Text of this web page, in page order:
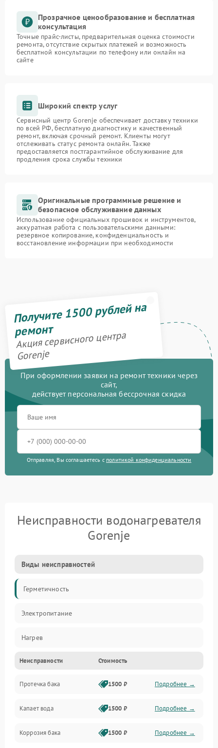
Прозрачное ценообразование и бесплатная
консультация
Точные прайс-листы, предварительная оценка стоимости
ремонта, отсутствие скрытых платежей и возможность
бесплатной консультации по телефону или онлайн на
сайте
Широкий спектр услуг
Сервисный центр Gorenje обеспечивает доставку техники
по всей РФ, бесплатную диагностику и качественный
ремонт, включая срочный ремонт. Клиенты могут
отслеживать статус ремонта онлайн. Также
предоставляется постгарантийное обслуживание для
продления срока службы техники
Оригинальные программные решение и
безопасное обслуживание данных
Использование официальных прошивок и инструментов,
аккуратная работа с пользовательскими данными:
резервное копирование, конфиденциальность и
восстановление информации при необходимости
Получите 1500 рублей на
ремонт
Акция сервисного центра
Gorenje
При оформлении заявки на ремонт техники через
сайт,
действует персональная бессрочная скидка
Отправляя, Вы соглашаетесь с политикой конфиденциальности
Неисправности водонагревателя
Gorenje
Виды неисправностей
Герметичность
Электропитание
Нагрев
Датчики
Механика
Неисправности Стоимость
Протечка бака 1500 ₽ Подробнее →
Капает вода 1500 ₽ Подробнее →
Коррозия бака 1500 ₽ Подробнее →